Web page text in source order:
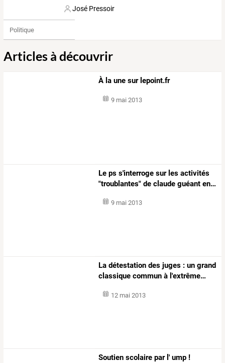
José Pressoir
Politique
Articles à découvrir
À la une sur lepoint.fr
9 mai 2013
Le ps s'interroge surles activités
"troublantes" de claude guéant en…
9 mai 2013
La détestation des juges : un grand
classique commun à l'extrême…
12 mai 2013
Soutien scolaire par l' ump !